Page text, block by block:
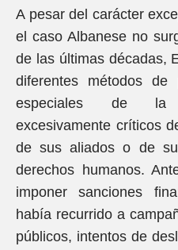
A pesar del carácter
el caso Albanese no
de las últimas décadas,
diferentes métodos de
especiales de la
excesivamente críticos
de sus aliados o de
derechos humanos.
imponer sanciones
había recurrido a
públicos, intentos de